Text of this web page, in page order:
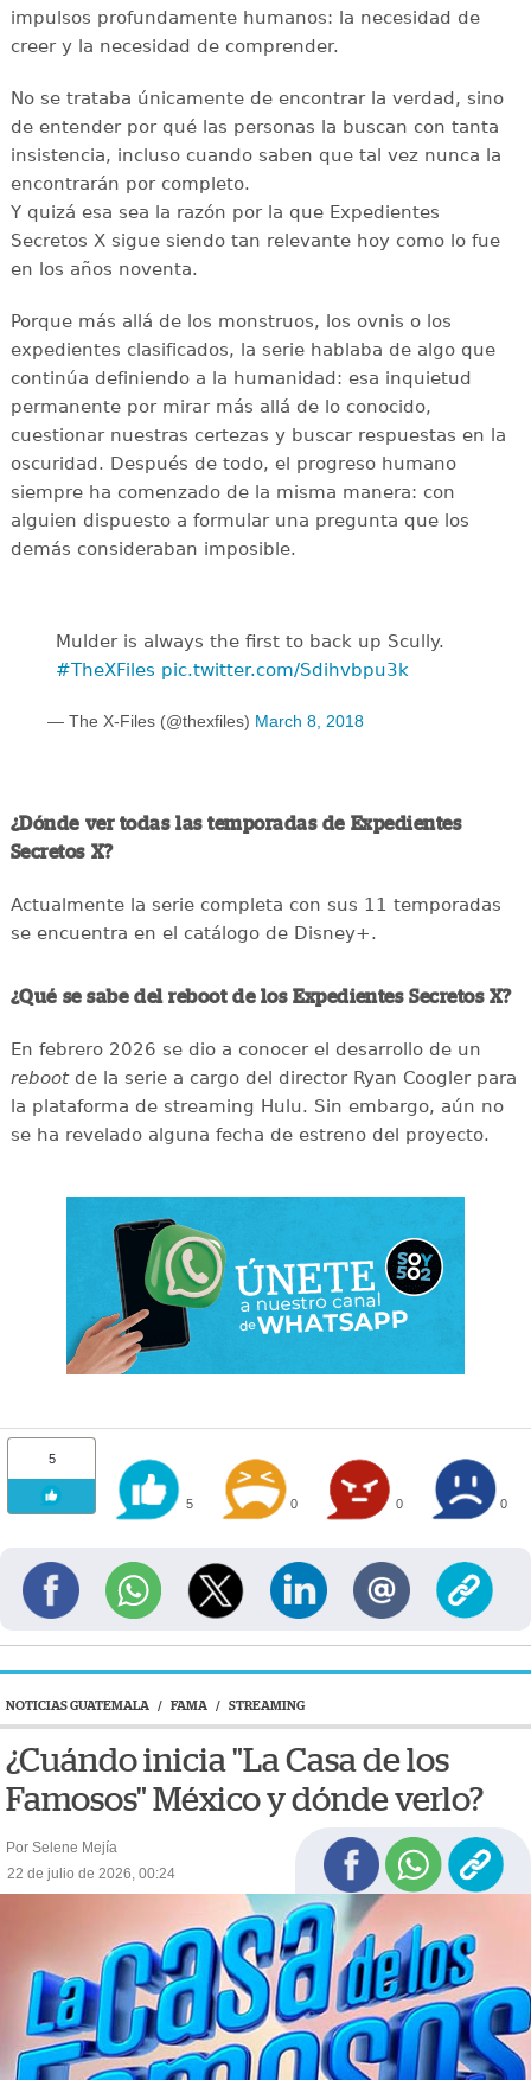
impulsos profundamente humanos: la necesidad de
creer y la necesidad de comprender.
No se trataba únicamente de encontrar la verdad, sino
de entender por qué las personas la buscan con tanta
insistencia, incluso cuando saben que tal vez nunca la
encontrarán por completo.
Y quizá esa sea la razón por la que Expedientes
Secretos X sigue siendo tan relevante hoy como lo fue
en los años noventa.
Porque más allá de los monstruos, los ovnis o los
expedientes clasificados, la serie hablaba de algo que
continúa definiendo a la humanidad: esa inquietud
permanente por mirar más allá de lo conocido,
cuestionar nuestras certezas y buscar respuestas en la
oscuridad. Después de todo, el progreso humano
siempre ha comenzado de la misma manera: con
alguien dispuesto a formular una pregunta que los
demás consideraban imposible.
Mulder is always the first to back up Scully.
#TheXFiles pic.twitter.com/Sdihvbpu3k
— The X-Files (@thexfiles) March 8, 2018
¿Dónde ver todas las temporadas de Expedientes
Secretos X?
Actualmente la serie completa con sus 11 temporadas
se encuentra en el catálogo de Disney+.
¿Qué se sabe del reboot de los Expedientes Secretos X?
En febrero 2026 se dio a conocer el desarrollo de un
rebootde la serie a cargo del director Ryan Coogler para
la plataforma de streaming Hulu. Sin embargo, aún no
se ha revelado alguna fecha de estreno del proyecto.
5
5 0 0 0
NOTICIAS GUATEMALA / FAMA / STREAMING
¿Cuándo inicia "La Casa de los
Famosos" México y dónde verlo?
Por Selene Mejía
22 de julio de 2026, 00:24